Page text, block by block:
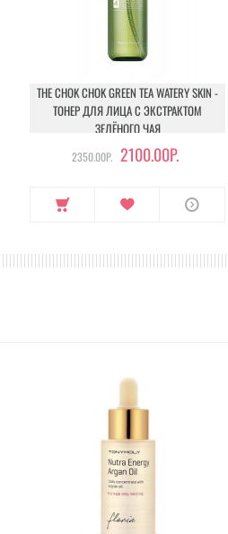
THE CHOK CHOK GREEN TEA WATERY SKIN -
ТОНЕР ДЛЯ ЛИЦА С ЭКСТРАКТОМ
ЗЕЛЁНОГО ЧАЯ
2350.00Р. 2100.00Р.